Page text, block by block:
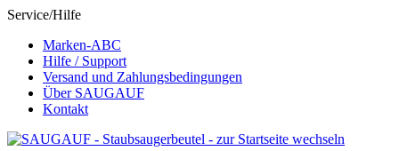
Service/Hilfe
Marken-ABC
Hilfe / Support
Versand und Zahlungsbedingungen
Über SAUGAUF
Kontakt